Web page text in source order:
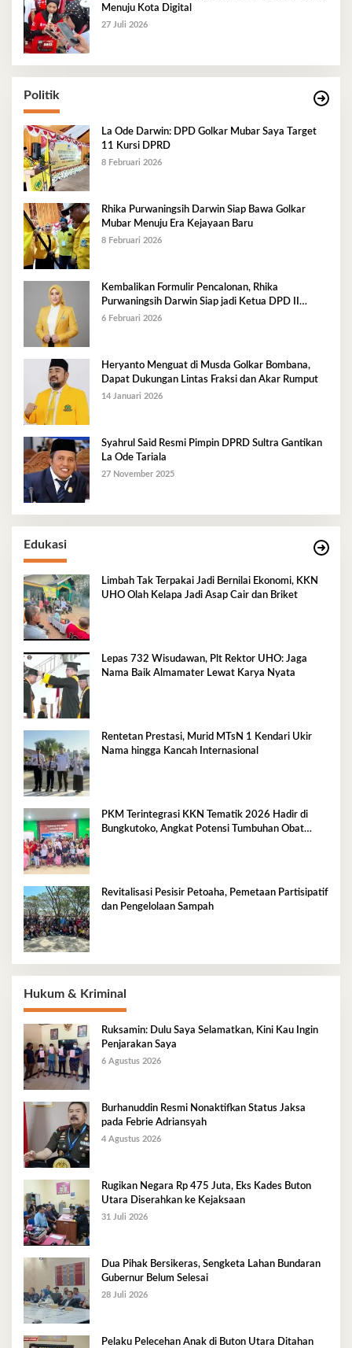
Menuju Kota Digital
27 Juli 2026
Politik
La Ode Darwin: DPD Golkar Mubar Saya Target
11 Kursi DPRD
8 Februari 2026
Rhika Purwaningsih Darwin Siap Bawa Golkar
Mubar Menuju Era Kejayaan Baru
8 Februari 2026
Kembalikan Formulir Pencalonan, Rhika
Purwaningsih Darwin Siap jadi Ketua DPD II
Golkar Mubar
6 Februari 2026
Heryanto Menguat di Musda Golkar Bombana,
Dapat Dukungan Lintas Fraksi dan Akar Rumput
14 Januari 2026
Syahrul Said Resmi Pimpin DPRD Sultra Gantikan
La Ode Tariala
27 November 2025
Edukasi
Limbah Tak Terpakai Jadi Bernilai Ekonomi, KKN
UHO Olah Kelapa Jadi Asap Cair dan Briket
Lepas 732 Wisudawan, Plt Rektor UHO: Jaga
Nama Baik Almamater Lewat Karya Nyata
Rentetan Prestasi, Murid MTsN 1 Kendari Ukir
Nama hingga Kancah Internasional
PKM Terintegrasi KKN Tematik 2026 Hadir di
Bungkutoko, Angkat Potensi Tumbuhan Obat
Revitalisasi Pesisir Petoaha, Pemetaan Partisipatif
dan Pengelolaan Sampah
Hukum & Kriminal
Ruksamin: Dulu Saya Selamatkan, Kini Kau Ingin
Penjarakan Saya
6 Agustus 2026
Burhanuddin Resmi Nonaktifkan Status Jaksa
pada Febrie Adriansyah
4 Agustus 2026
Rugikan Negara Rp 475 Juta, Eks Kades Buton
Utara Diserahkan ke Kejaksaan
31 Juli 2026
Dua Pihak Bersikeras, Sengketa Lahan Bundaran
Gubernur Belum Selesai
28 Juli 2026
Pelaku Pelecehan Anak di Buton Utara Ditahan